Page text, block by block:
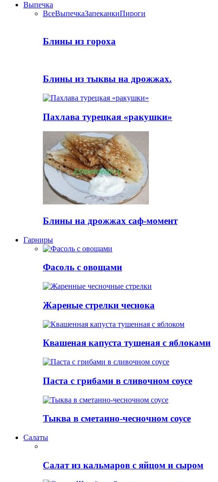
Выпечка
ВсеВыпечкаЗапеканкиПироги
Блины из гороха
Блины из тыквы на дрожжах.
Пахлава турецкая «ракушки»
Блины на дрожжах саф-момент
Гарниры
Фасоль с овощами
Жареные стрелки чеснока
Квашеная капуста тушеная с яблоками
Паста с грибами в сливочном соусе
Тыква в сметанно-чесночном соусе
Салаты
Салат из кальмаров с яйцом и сыром